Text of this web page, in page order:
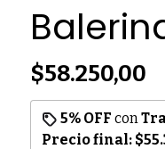
$58.250,00
5% OFF con
Precio final: